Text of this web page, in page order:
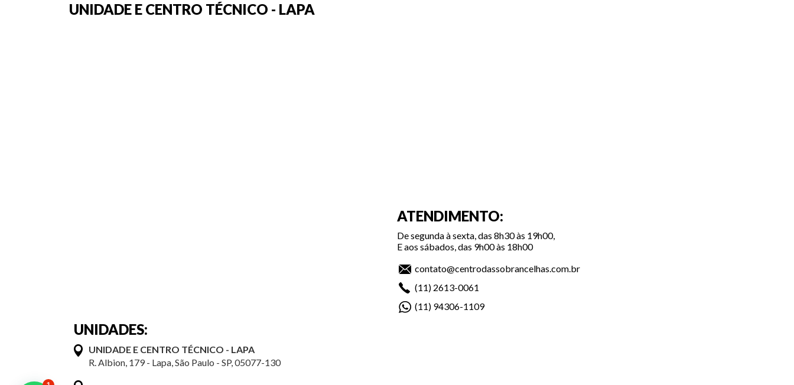
UNIDADE E CENTRO TÉCNICO - LAPA
ATENDIMENTO:
De segunda à sexta, das 8h30 às 19h00,
E aos sábados, das 9h00 às 18h00
contato@centrodassobrancelhas.com.br
(11) 2613-0061
(11) 94306-1109
UNIDADES:
UNIDADE E CENTRO TÉCNICO - LAPA
R. Albion, 179 - Lapa, São Paulo - SP, 05077-130